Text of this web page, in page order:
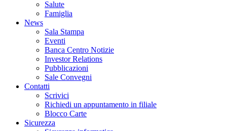
Salute
Famiglia
News
Sala Stampa
Eventi
Banca Centro Notizie
Investor Relations
Pubblicazioni
Sale Convegni
Contatti
Scrivici
Richiedi un appuntamento in filiale
Blocco Carte
Sicurezza